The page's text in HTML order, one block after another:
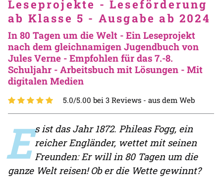
Leseprojekte - Leseförderung
ab Klasse 5 - Ausgabe ab 2024
In 80 Tagen um die Welt - Ein Leseprojekt
nach dem gleichnamigen Jugendbuch von
Jules Verne - Empfohlen für das 7.-8.
Schuljahr - Arbeitsbuch mit Lösungen - Mit
digitalen Medien
5.0/5.00 bei 3 Reviews - aus dem Web
E s ist das Jahr 1872. Phileas Fogg, ein
reicher Engländer, wettet mit seinen
Freunden: Er will in 80 Tagen um die
ganze Welt reisen! Ob er die Wette gewinnt?